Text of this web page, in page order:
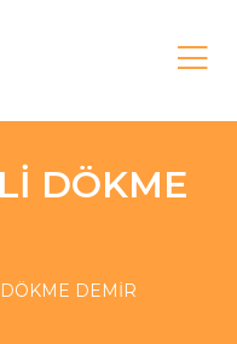
DÖKME
DEMİR